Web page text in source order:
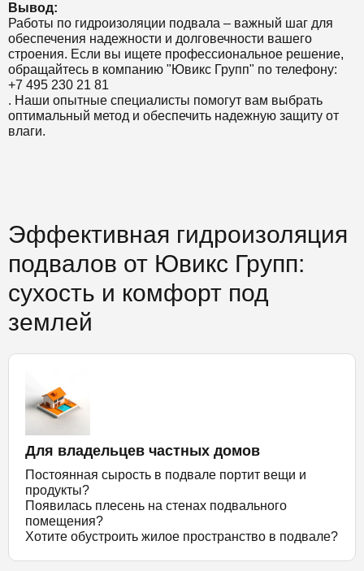
Вывод:
Работы по гидроизоляции подвала – важный шаг для
обеспечения надежности и долговечности вашего
строения. Если вы ищете профессиональное решение,
обращайтесь в компанию "Ювикс Групп" по телефону:
+7 495 230 21 81
. Наши опытные специалисты помогут вам выбрать
оптимальный метод и обеспечить надежную защиту от
влаги.
Эффективная гидроизоляция
подвалов от Ювикс Групп:
сухость и комфорт под
землей
Для владельцев частных домов
Постоянная сырость в подвале портит вещи и
продукты?
Появилась плесень на стенах подвального
помещения?
Хотите обустроить жилое пространство в подвале?